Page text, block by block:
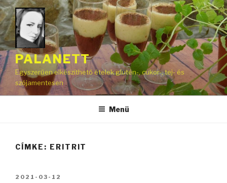
Tartalomhoz
PALANETT
Egyszerűen elkészíthető ételek glutén-, cukor-, tej- és
szójamentesen
Menü
CÍMKE: ERITRIT
BEKÜLDVE:
2021-03-12